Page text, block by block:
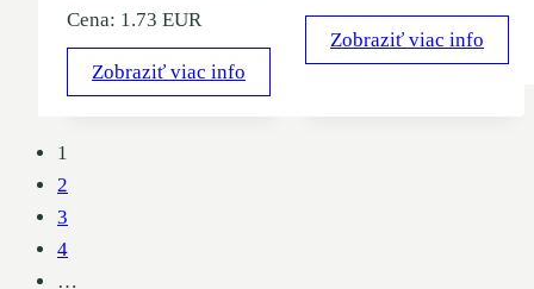
Cena: 1.73 EUR
Zobraziť viac info
Zobraziť viac info
1
2
3
4
…